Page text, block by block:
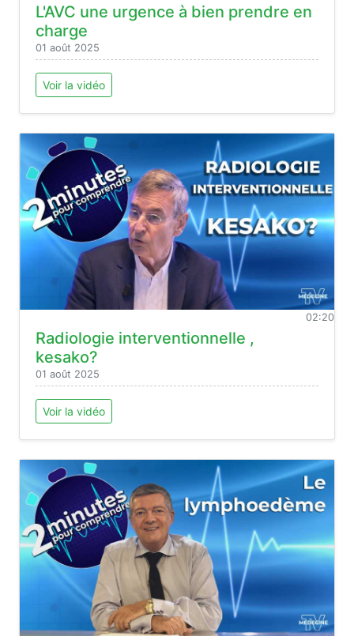
L'AVC une urgence à bien prendre en
charge
01 août 2025
Voir la vidéo
02:20
Radiologie interventionnelle ,
kesako?
01 août 2025
Voir la vidéo